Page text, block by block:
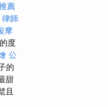
薦
律師
摩
度
公
的
甜
且